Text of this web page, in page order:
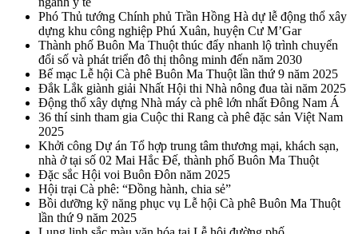
Phó Thủ tướng Chính phủ Trần Hồng Hà dự lễ động thổ xây
dựng khu công nghiệp Phú Xuân, huyện Cư M’Gar
Thành phố Buôn Ma Thuột thúc đẩy nhanh lộ trình chuyển
đổi số và phát triển đô thị thông minh đến năm 2030
Bế mạc Lễ hội Cà phê Buôn Ma Thuột lần thứ 9 năm 2025
Đắk Lắk giành giải Nhất Hội thi Nhà nông đua tài năm 2025
Động thổ xây dựng Nhà máy cà phê lớn nhất Đông Nam Á
36 thí sinh tham gia Cuộc thi Rang cà phê đặc sản Việt Nam
2025
Khởi công Dự án Tổ hợp trung tâm thương mại, khách sạn,
nhà ở tại số 02 Mai Hắc Đế, thành phố Buôn Ma Thuột
Đặc sắc Hội voi Buôn Đôn năm 2025
Hội trại Cà phê: “Đồng hành, chia sẻ”
Bồi dưỡng kỹ năng phục vụ Lễ hội Cà phê Buôn Ma Thuột
lần thứ 9 năm 2025